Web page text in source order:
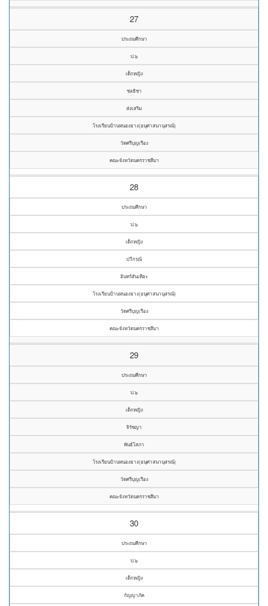
27
ประถมศึกษา
ป.๖
เด็กหญิง
ชลธิชา
ส่งเสริม
โรงเรียนบ้านหนองยาง(อนุศาสนานุสรณ์)
วัดศรีบุญเรือง
คณะจังหวัดนครราชสีมา
28
ประถมศึกษา
ป.๖
เด็กหญิง
ปวีกรณ์
อินทร์สันเทียะ
โรงเรียนบ้านหนองยาง(อนุศาสนานุสรณ์)
วัดศรีบุญเรือง
คณะจังหวัดนครราชสีมา
29
ประถมศึกษา
ป.๖
เด็กหญิง
จิรัชญา
พันธ์โสภา
โรงเรียนบ้านหนองยาง(อนุศาสนานุสรณ์)
วัดศรีบุญเรือง
คณะจังหวัดนครราชสีมา
30
ประถมศึกษา
ป.๖
เด็กหญิง
กัญญาภัค